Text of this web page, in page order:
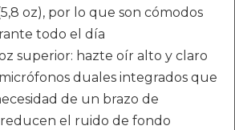
oz), por lo que son cómodos
todo el día
superior: hazte oír alto y claro
duales integrados que
de un brazo de
el ruido de fondo